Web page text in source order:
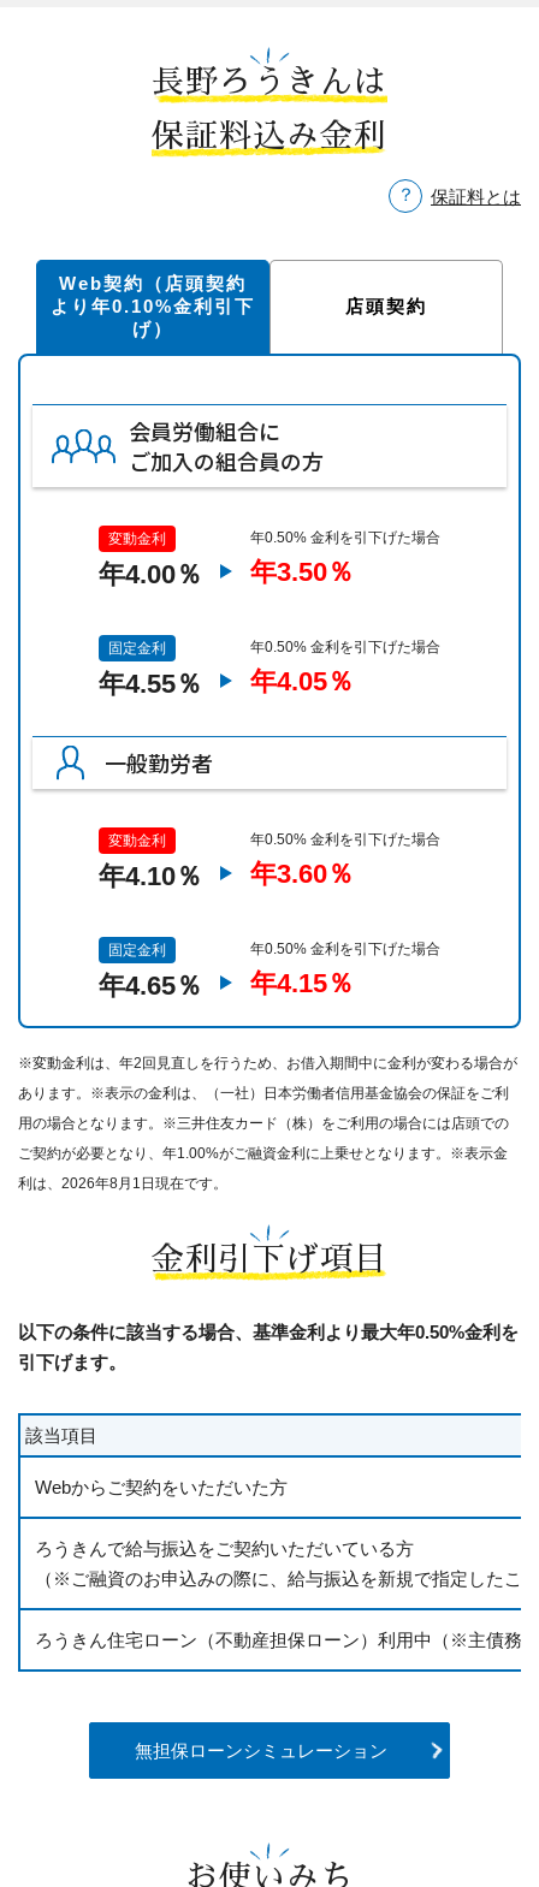
長野ろうきんは
保証料込み金利
保証料とは
Web契約（店頭契約
より年0.10%金利引下
げ）
店頭契約
会員労働組合に
ご加入の組合員の方
変動金利
年4.00％
年0.50% 金利を引下げた場合
年3.50％
固定金利
年4.55％
年0.50% 金利を引下げた場合
年4.05％
一般勤労者
変動金利
年4.10％
年0.50% 金利を引下げた場合
年3.60％
固定金利
年4.65％
年0.50% 金利を引下げた場合
年4.15％
※変動金利は、年2回見直しを行うため、お借入期間中に金利が変わる場合が
あります。※表示の金利は、（一社）日本労働者信用基金協会の保証をご利
用の場合となります。※三井住友カード（株）をご利用の場合には店頭での
ご契約が必要となり、年1.00%がご融資金利に上乗せとなります。※表示金
利は、2026年8月1日現在です。
金利引下げ項目
以下の条件に該当する場合、基準金利より最大年0.50%金利を
引下げます。
該当項目
Webからご契約をいただいた方
ろうきんで給与振込をご契約いただいている方
（※ご融資のお申込みの際に、給与振込を新規で指定したこ
ろうきん住宅ローン（不動産担保ローン）利用中 （※主債務
無担保ローンシミュレーション
お使いみち